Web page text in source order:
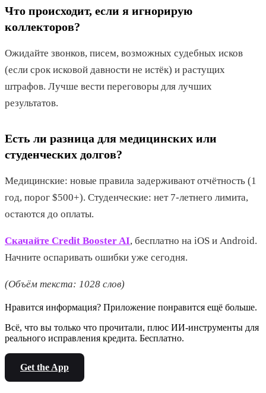
Что происходит, если я игнорирую
коллекторов?
Ожидайте звонков, писем, возможных судебных исков
(если срок исковой давности не истёк) и растущих
штрафов. Лучше вести переговоры для лучших
результатов.
Есть ли разница для медицинских или
студенческих долгов?
Медицинские: новые правила задерживают отчётность (1
год, порог $500+). Студенческие: нет 7-летнего лимита,
остаются до оплаты.
Скачайте Credit Booster AI, бесплатно на iOS и Android.
Начните оспаривать ошибки уже сегодня.
(Объём текста: 1028 слов)
Нравится информация? Приложение понравится ещё больше.
Всё, что вы только что прочитали, плюс ИИ-инструменты для
реального исправления кредита. Бесплатно.
Get the App